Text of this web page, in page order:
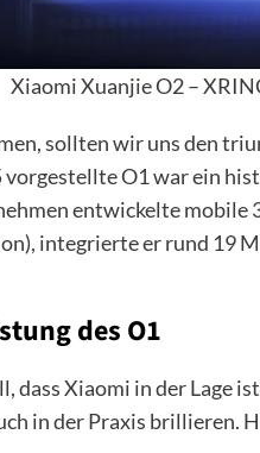
Xiaomi Xuanjie O2 –
sollten wir uns den
O1 war ein
entwickelte mobile
integrierte er rund 19
des O1
dass Xiaomi in der Lage
in der Praxis brillieren.